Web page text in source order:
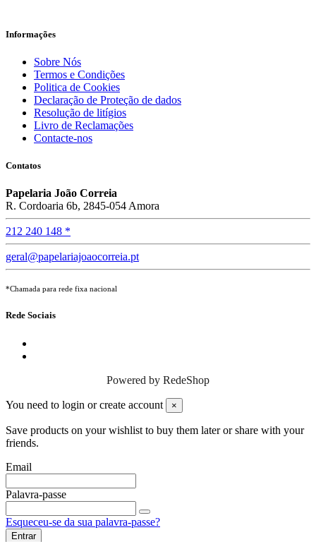
Informações
Sobre Nós
Termos e Condições
Politica de Cookies
Declaração de Proteção de dados
Resolução de litígios
Livro de Reclamações
Contacte-nos
Contatos
Papelaria João Correia
R. Cordoaria 6b, 2845-054 Amora
212 240 148 *
geral@papelariajoaocorreia.pt
*Chamada para rede fixa nacional
Rede Sociais
Powered by RedeShop
You need to login or create account ×
Save products on your wishlist to buy them later or share with your
friends.
Email
Palavra-passe
Esqueceu-se da sua palavra-passe?
Entrar